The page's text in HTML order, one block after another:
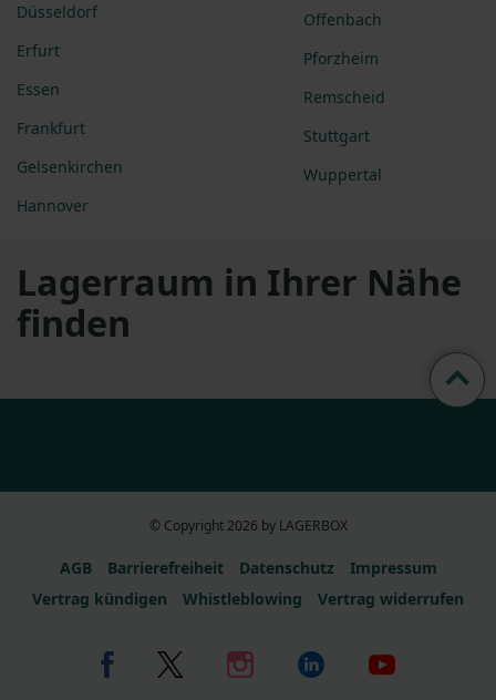
Düsseldorf
Erfurt
Essen
Frankfurt
Gelsenkirchen
Hannover
Offenbach
Pforzheim
Remscheid
Stuttgart
Wuppertal
Lagerraum in Ihrer Nähe
finden
© Copyright 2026 by LAGERBOX
AGB Barrierefreiheit Datenschutz
Impressum
Vertrag kündigen
Whistleblowing Vertrag widerrufen